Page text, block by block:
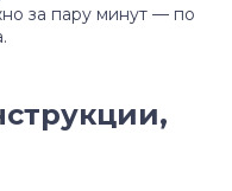
за пару минут — по